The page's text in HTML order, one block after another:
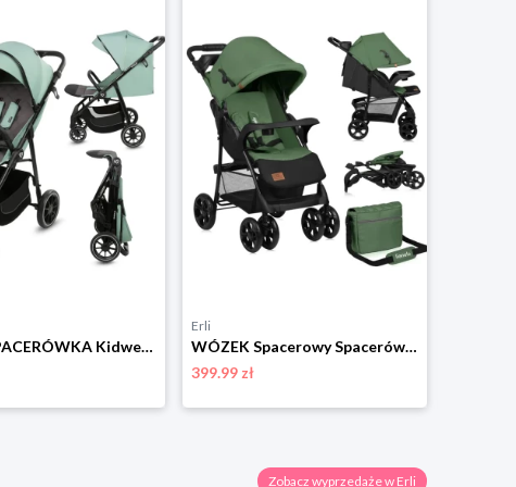
Wózek SPACERÓWKA Kidwell ENZO zielony budka XXL ocieplacz duże koła do 22kg
Erli
WÓZEK Spacerowy Spacerówka LEKKI Składany Duże Koła + TORBA Lionelo Emma
399.99 zł
Zobacz wyprzedaże w Erli